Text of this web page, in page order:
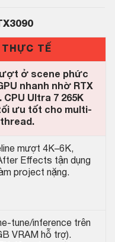
THỰC TẾ
ở scene phức
nhanh nhờ RTX
CPU Ultra 7 265K
ưu tốt cho multi-
thread.
mượt 4K–6K,
Effects tận dụng
project nặng.
tune/inference trên
VRAM hỗ trợ).